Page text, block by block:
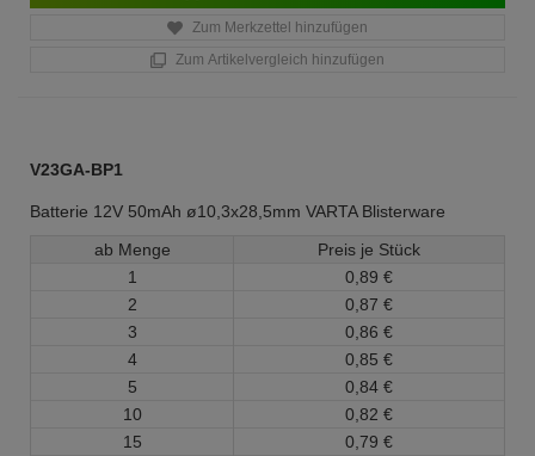
Zum Merkzettel hinzufügen
Zum Artikelvergleich hinzufügen
V23GA-BP1
Batterie 12V 50mAh ø10,3x28,5mm VARTA Blisterware
ab Menge
Preis je Stück
1
0, 89 €
2
0, 87 €
3
0, 86 €
4
0, 85 €
5
0, 84 €
10
0, 82 €
15
0, 79 €